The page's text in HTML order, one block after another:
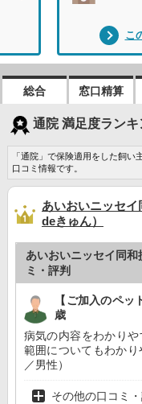
こ
総合 窓口精算
通院 満足度ランキ
「通院」で保険適用をした飼い
口コミ情報です。
あいおいニッセ
deきゅん）
あいおいニッセイ同
ミ・評判
【ご加入のペ
歳
病気の内容をわかり
範囲についてもわか
／男性）
その他の口コミ・